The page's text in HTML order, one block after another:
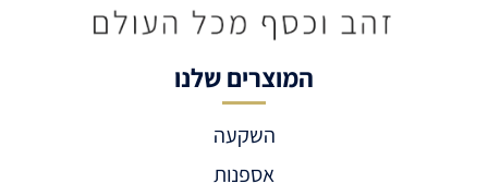
המוצרים שלנו
השקעה
אספנות